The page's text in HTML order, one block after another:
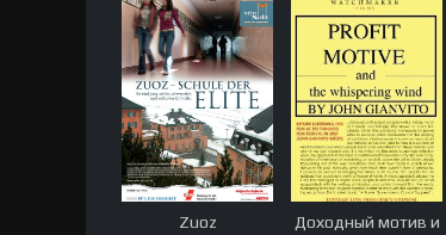
Zuoz
Доходный мотив и